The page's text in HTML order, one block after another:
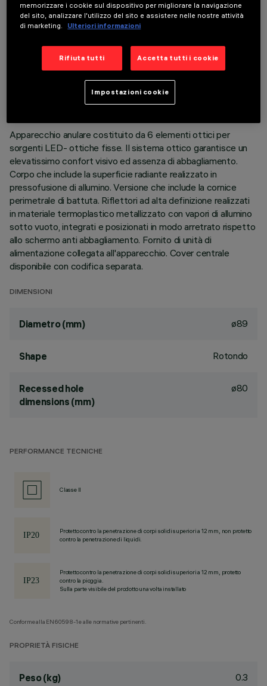
DATI TECNICI
ULTIMO AGGIORNAMENTO: 06/08/2026
Apparecchio anulare costituito da 6 elementi ottici per
sorgenti LED- ottiche fisse. Il sistema ottico garantisce un
elevatissimo confort visivo ed assenza di abbagliamento.
Corpo che include la superficie radiante realizzato in
pressofusione di allumino. Versione che include la cornice
perimetrale di battuta. Riflettori ad alta definizione realizzati
in materiale termoplastico metallizzato con vapori di allumino
sotto vuoto, integrati e posizionati in modo arretrato rispetto
allo schermo anti abbagliamento. Fornito di unità di
alimentazione collegata all'apparecchio. Cover centrale
disponibile con codifica separata.
DIMENSIONI
Diametro (mm) ø89
Shape Rotondo
Recessed hole
dimensions (mm)
ø80
PERFORMANCE TECNICHE
Classe II
Protetto contro la penetrazione di corpi solidi superiori a 12 mm, non protetto
contro la penetrazione di liquidi.
Protetto contro la penetrazione di corpi solidi superiori a 12 mm, protetto
contro la pioggia.
Sulla parte visibile del prodotto una volta installato
Conforme alla EN60598-1 e alle normative pertinenti.
PROPRIETÀ FISICHE
Peso (kg) 0.3
memorizzare i cookie sul dispositivo per migliorare la navigazione
del sito, analizzare l'utilizzo del sito e assistere nelle nostre attività
di marketing.
Ulteriori informazioni
Rifiuta tutti Accetta tutti i cookie
Impostazioni cookie